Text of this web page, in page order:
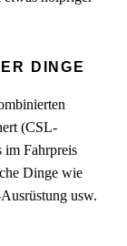
DINGE
(CSL-
im Fahrpreis
Dinge wie
usw.